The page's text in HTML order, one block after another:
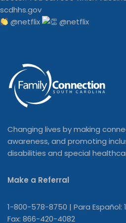
@netflix
Changing lives by making
awareness, and promoting
disabilities and special
Make a Referral
1-800-578-8750 | Para Español:
Fax: 866-420-4082